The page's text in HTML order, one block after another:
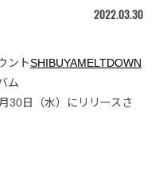
2022.03.30
ントSHIBUYAMELTDOWN
ム
30日（水）にリリースさ